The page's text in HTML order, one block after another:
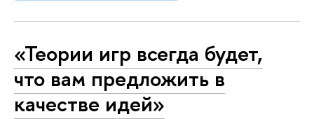
«Теории игр всегда будет,
что вам предложить в
качестве идей»